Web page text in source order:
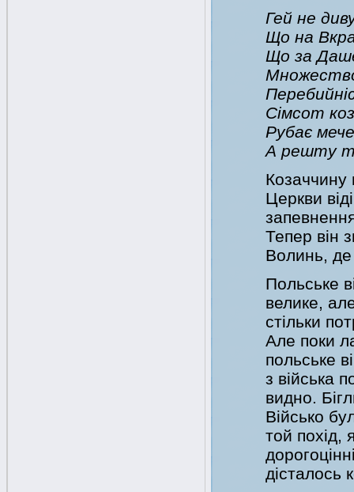
Гей не
Що на
Що за
Сімсот
Рубає
А решту
Козаччину
Церкви
Тепер він
Волинь, де
Польське
велике,
стільки
Але поки
польське
з війська
видно.
Військо
той похід,
дісталось